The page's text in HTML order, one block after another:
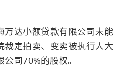
万达小额贷款有限公司未能
裁定拍卖、变卖被执行人大
司70%的股权。